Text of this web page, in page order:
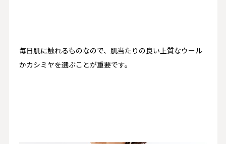
毎日肌に触れるものなので、肌当たりの良い上質なウール
かカシミヤを選ぶことが重要です。